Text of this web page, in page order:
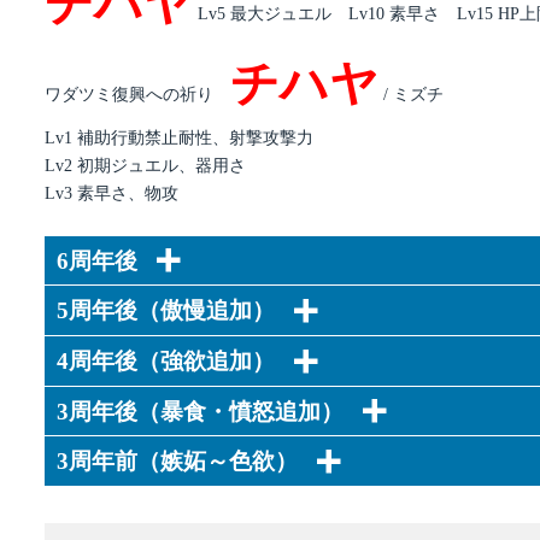
Lv5 最大ジュエル Lv10 素早さ Lv15 HP上
ワダツミ復興への祈り チハヤ / ミズチ
Lv1 補助行動禁止耐性、射撃攻撃力
Lv2 初期ジュエル、器用さ
Lv3 素早さ、物攻
6周年後
5周年後（傲慢追加）
4周年後（強欲追加）
3周年後（暴食・憤怒追加）
3周年前（嫉妬～色欲）